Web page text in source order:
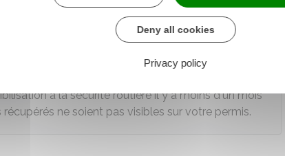
solde des points après avoir suivi unstage de
faire une réclamationen ligne ou par
à la sécurité routière il y a moins d'un mois
ne soient pas visibles sur votre permis.
Deny all cookies
Privacy policy